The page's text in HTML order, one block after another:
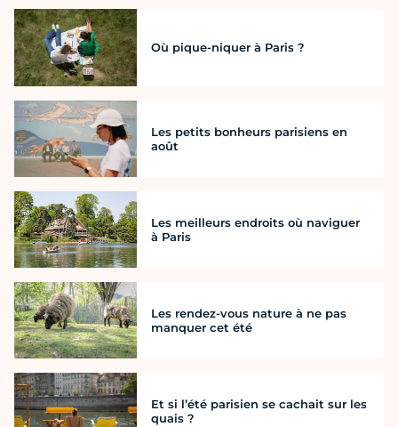
Où pique-niquer à Paris ?
Les petits bonheurs parisiens en
août
Les meilleurs endroits où naviguer
à Paris
Les rendez-vous nature à ne pas
manquer cet été
Et si l’été parisien se cachait sur les
quais ?